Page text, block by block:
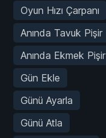
Oyun Hızı Çarpanı
Anında Tavuk Pişir
Anında Ekmek Pişir
Gün Ekle
Günü Ayarla
Günü Atla